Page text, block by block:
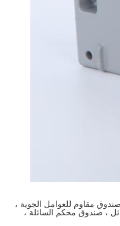
مقاوم للعوامل الجوية ،
، صندوق محكم السائلة ،